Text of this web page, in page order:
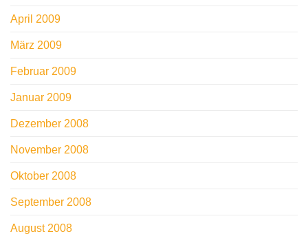
April 2009
März 2009
Februar 2009
Januar 2009
Dezember 2008
November 2008
Oktober 2008
September 2008
August 2008